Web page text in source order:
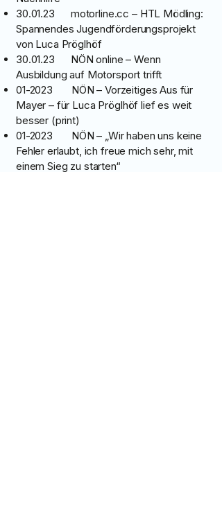
30.01.23 motorline.cc – HTL Mödling:
Spannendes Jugendförderungsprojekt
von Luca Pröglhöf
30.01.23 NÖN online – Wenn
Ausbildung auf Motorsport trifft
01-2023 NÖN – Vorzeitiges Aus für
Mayer – für Luca Pröglhöf lief es weit
besser (print)
01-2023 NÖN – „Wir haben uns keine
Fehler erlaubt, ich freue mich sehr, mit
einem Sieg zu starten“